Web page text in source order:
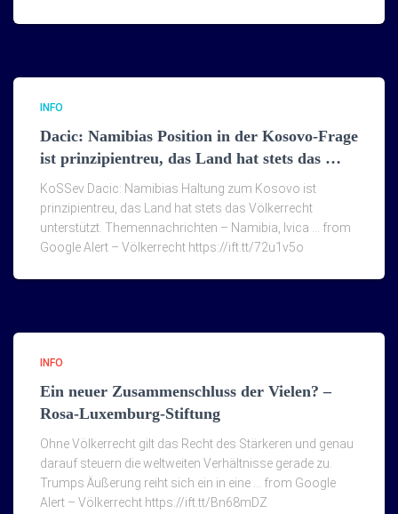
INFO
Dacic: Namibias Position in der Kosovo-Frage
ist prinzipientreu, das Land hat stets das …
KoSSev Dacic: Namibias Haltung zum Kosovo ist
prinzipientreu, das Land hat stets das Völkerrecht
unterstützt. Themennachrichten – Namibia, Ivica … from
Google Alert – Völkerrecht https://ift.tt/72u1v5o
INFO
Ein neuer Zusammenschluss der Vielen? –
Rosa-Luxemburg-Stiftung
Ohne Völkerrecht gilt das Recht des Stärkeren und genau
darauf steuern die weltweiten Verhältnisse gerade zu.
Trumps Äußerung reiht sich ein in eine … from Google
Alert – Völkerrecht https://ift.tt/Bn68mDZ